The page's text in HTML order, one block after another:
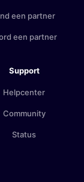
een partner
een partner
Support
Helpcenter
Community
Status